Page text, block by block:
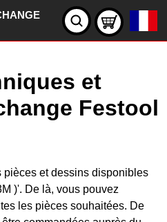
et
Festool
pièces et dessins disponibles
)'. De là, vous pouvez
les pièces souhaitées. De